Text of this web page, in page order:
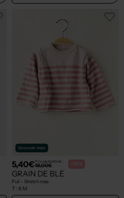
Seconde main
5,40€Prix neuf estimé :
18,00€ -70%
GRAIN DE BLÉ
Pull - Stretch rose
T : 6 M